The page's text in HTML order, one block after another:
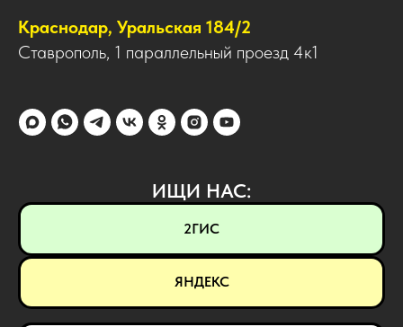
Краснодар, Уральская 184/2
Ставрополь, 1 параллельный проезд 4к1
ИЩИ НАС:
2ГИС
ЯНДЕКС